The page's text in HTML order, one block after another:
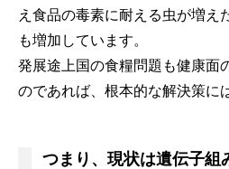
え食品の毒素に耐える虫が増え
も増加しています。
発展途上国の食糧問題も健康面
のであれば、根本的な解決策に
つまり、現状は遺伝子組